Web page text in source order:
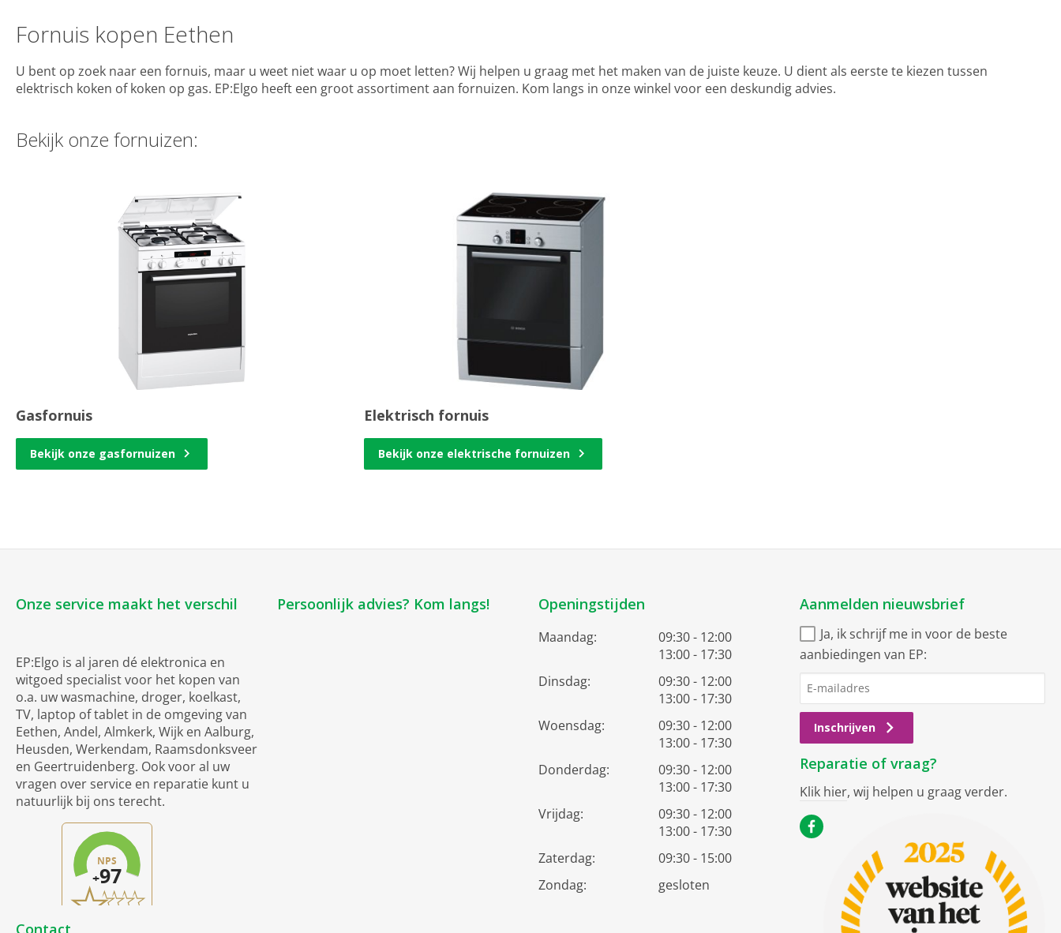
Fornuis kopen Eethen
U bent op zoek naar een fornuis, maar u weet niet waar u op moet letten? Wij helpen u graag met het maken van de juiste keuze. U dient als eerste te kiezen tussen
elektrisch koken of koken op gas. EP:Elgo heeft een groot assortiment aan fornuizen. Kom langs in onze winkel voor een deskundig advies.
Bekijk onze fornuizen:
Gasfornuis
Bekijk onze gasfornuizen
Elektrisch fornuis
Bekijk onze elektrische fornuizen
Onze service maakt het verschil
EP:Elgo is al jaren dé elektronica en
witgoed specialist voor het kopen van
o.a. uw wasmachine, droger, koelkast,
TV, laptop of tablet in de omgeving van
Eethen, Andel, Almkerk, Wijk en Aalburg,
Heusden, Werkendam, Raamsdonksveer
en Geertruidenberg. Ook voor al uw
vragen over service en reparatie kunt u
natuurlijk bij ons terecht.
Contact
Persoonlijk advies? Kom langs! Openingstijden
Maandag:
09:30 - 12:00
13:00 - 17:30
Dinsdag:
09:30 - 12:00
13:00 - 17:30
Woensdag:
09:30 - 12:00
13:00 - 17:30
Donderdag:
09:30 - 12:00
13:00 - 17:30
Vrijdag:
09:30 - 12:00
13:00 - 17:30
Zaterdag:
09:30 - 15:00
Zondag:
gesloten
Aanmelden nieuwsbrief
Ja, ik schrijf me in voor de beste
aanbiedingen van EP:
Inschrijven
Reparatie of vraag?
Klik hier, wij helpen u graag verder.